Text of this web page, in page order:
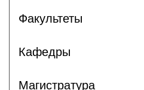
Факультеты
Кафедры
Магистратура